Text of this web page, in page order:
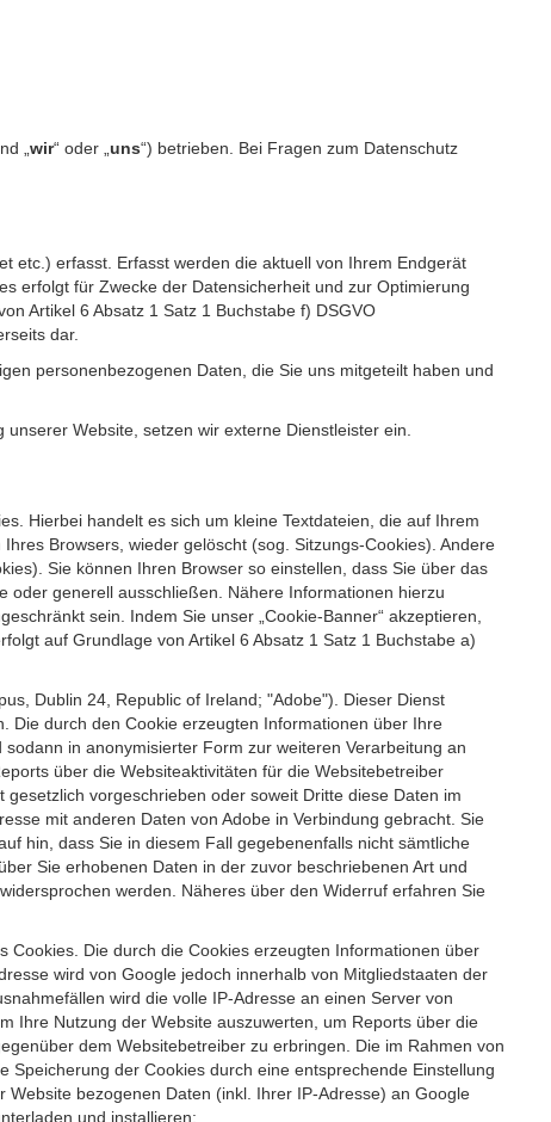
„ wir“ oder „ uns“) betrieben. Bei Fragen zum Datenschutz
etc.) erfasst. Erfasst werden die aktuell von Ihrem Endgerät
erfolgt für Zwecke der Datensicherheit und zur Optimierung
Artikel 6 Absatz 1 Satz 1 Buchstabe f) DSGVO
dar.
personenbezogenen Daten, die Sie uns mitgeteilt haben und
Website, setzen wir externe Dienstleister ein.
Hierbei handelt es sich um kleine Textdateien, die auf Ihrem
Browsers, wieder gelöscht (sog. Sitzungs-Cookies). Andere
Sie können Ihren Browser so einstellen, dass Sie über das
oder generell ausschließen. Nähere Informationen hierzu
sein. Indem Sie unser „Cookie-Banner“ akzeptieren,
auf Grundlage von Artikel 6 Absatz 1 Satz 1 Buchstabe a)
Dublin 24, Republic of Ireland; "Adobe"). Dieser Dienst
Die durch den Cookie erzeugten Informationen über Ihre
in anonymisierter Form zur weiteren Verarbeitung an
über die Websiteaktivitäten für die Websitebetreiber
vorgeschrieben oder soweit Dritte diese Daten im
mit anderen Daten von Adobe in Verbindung gebracht. Sie
hin, dass Sie in diesem Fall gegebenenfalls nicht sämtliche
Sie erhobenen Daten in der zuvor beschriebenen Art und
werden. Näheres über den Widerruf erfahren Sie
Cookies. Die durch die Cookies erzeugten Informationen über
wird von Google jedoch innerhalb von Mitgliedstaaten der
wird die volle IP-Adresse an einen Server von
Ihre Nutzung der Website auszuwerten, um Reports über die
dem Websitebetreiber zu erbringen. Die im Rahmen von
der Cookies durch eine entsprechende Einstellung
bezogenen Daten (inkl. Ihrer IP-Adresse) an Google
und installieren: